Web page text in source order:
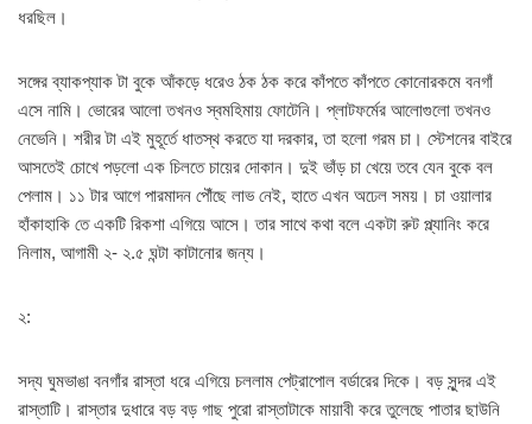
ধরছিল।
সঙ্গের ব্যাকপ্যাক টা বুকে আঁকড়ে ধরেও ঠক ঠক করে কাঁপতে কাঁপতে কোনোরকমে বনগাঁ
এসে নামি। ভোরের আলো তখনও স্বমহিমায় ফোটেনি। প্লাটফর্মের আলোগুলো তখনও
নেভেনি। শরীর টা এই মুহূর্তে ধাতস্থ করতে যা দরকার, তা হলো গরম চা। স্টেশনের বাইরে
আসতেই চোখে পড়লো এক চিলতে চায়ের দোকান। দুই ভাঁড় চা খেয়ে তবে যেন বুকে বল
পেলাম। ১১ টার আগে পারমাদন পৌঁছে লাভ নেই, হাতে এখন অঢেল সময়। চা ওয়ালার
হাঁকাহাকি তে একটি রিকশা এগিয়ে আসে। তার সাথে কথা বলে একটা রুট প্ল্যানিং করে
নিলাম, আগামী ২- ২.৫ ঘন্টা কাটানোর জন্য।
২:
সদ্য ঘুমভাঙা বনগাঁর রাস্তা ধরে এগিয়ে চললাম পেট্রাপোল বর্ডারের দিকে। বড় সুন্দর এই
রাস্তাটি। রাস্তার দুধারে বড় বড় গাছ পুরো রাস্তাটাকে মায়াবী করে তুলেছে পাতার ছাউনি